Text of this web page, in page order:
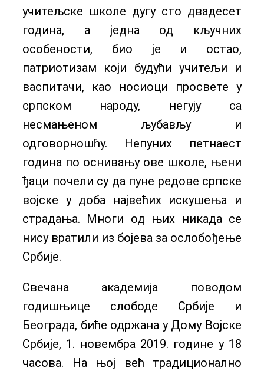
учитељске школе дугу сто двадесет
година, а једна од кључних
особености, био је и остао,
патриотизам који будући учитељи и
васпитачи, као носиоци просвете у
српском народу, негују са
несмањеном љубављу и
одговорношћу. Непуних петнаест
година по оснивању ове школе, њени
ђаци почели су да пуне редове српске
војске у доба највећих искушења и
страдања. Многи од њих никада се
нису вратили из бојева за ослобођење
Србије.
Свечана академија поводом
годишњице слободе Србије и
Београда, биће одржана у Дому Војске
Србије, 1. новембра 2019. године у 18
часова. На њој већ традиционално